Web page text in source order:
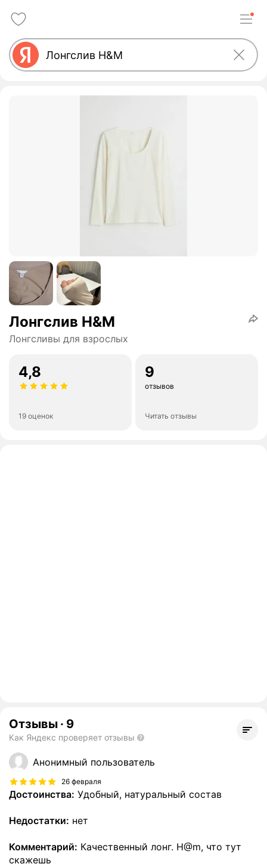
Лонгслив H&M
Лонгсливы для взрослых
4,8
19 оценок
9
отзывов
Читать отзывы
Отзывы · 9
Как Яндекс проверяет отзывы
Анонимный пользователь
26 февраля
Достоинства: Удобный, натуральный состав
Недостатки: нет
Комментарий: Качественный лонг. Н@m, что тут
скажешь